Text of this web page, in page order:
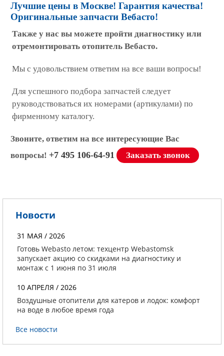
Лучшие цены в Москве! Гарантия качества!
Оригинальные запчасти Вебасто!
Также у нас вы можете пройти диагностику или
отремонтировать отопитель Вебасто.
Мы с удовольствием ответим на все ваши вопросы!
Для успешного подбора запчастей следует
руководствоваться их номерами (артикулами) по
фирменному каталогу.
Звоните, ответим на все интересующие Вас
вопросы! +7 495 106-64-91 Заказать звонок
Новости
31 МАЯ / 2026
Готовь Webasto летом: техцентр Webastomsk
запускает акцию со скидками на диагностику и
монтаж с 1 июня по 31 июля
10 АПРЕЛЯ / 2026
Воздушные отопители для катеров и лодок: комфорт
на воде в любое время года
Все новости